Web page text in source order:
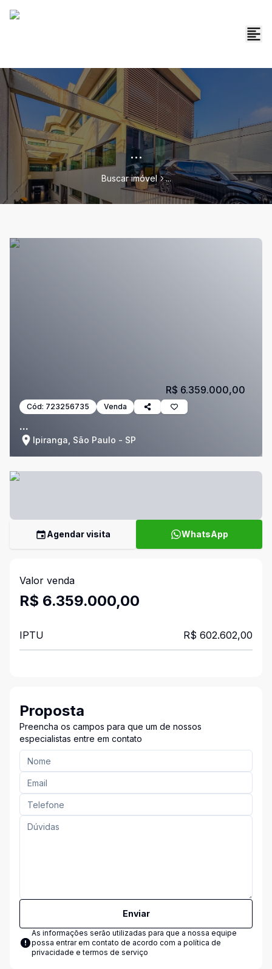
...
Buscar imóvel ...
Cód: 723256735 Venda
...
Ipiranga, São Paulo - SP
R$ 6.359.000,00
Agendar visita WhatsApp
Valor venda
R$ 6.359.000,00
IPTU R$ 602.602,00
Proposta
Preencha os campos para que um de nossos
especialistas entre em contato
Enviar
As informações serão utilizadas para que a nossa equipe
possa entrar em contato de acordo com a política de
privacidade e termos de serviço